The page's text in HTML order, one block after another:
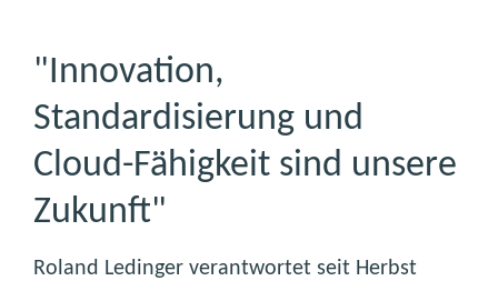
"Innovation,
Standardisierung und
Cloud-Fähigkeit sind unsere
Zukunft"
Roland Ledinger verantwortet seit Herbst